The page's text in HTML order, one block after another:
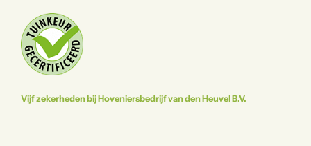
Vijf zekerheden bij Hoveniersbedrijf van den Heuvel B.V.